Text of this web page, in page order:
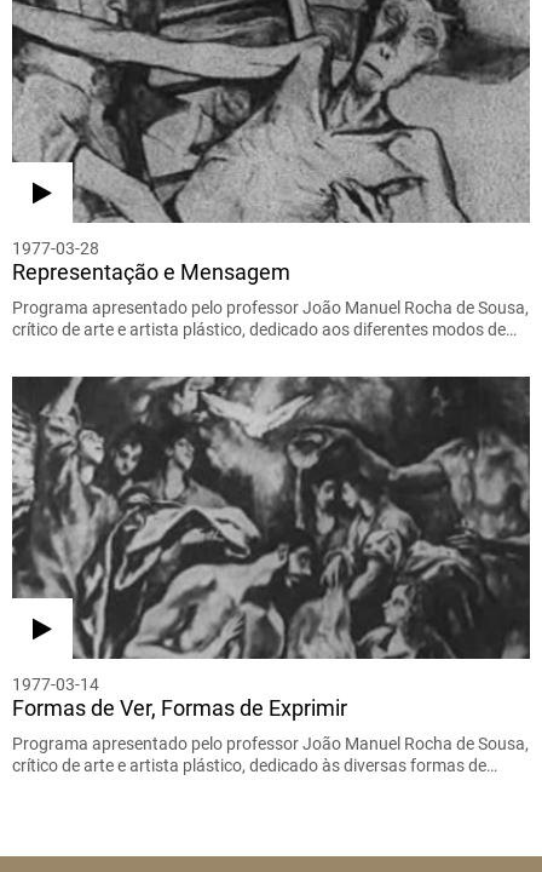
1977-03-28
Representação e Mensagem
Programa apresentado pelo professor João Manuel Rocha de Sousa,
crítico de arte e artista plástico, dedicado aos diferentes modos de…
1977-03-14
Formas de Ver, Formas de Exprimir
Programa apresentado pelo professor João Manuel Rocha de Sousa,
crítico de arte e artista plástico, dedicado às diversas formas de…